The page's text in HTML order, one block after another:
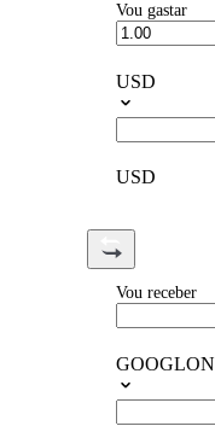
Vou gastar
USD
USD
Vou receber
GOOGLON